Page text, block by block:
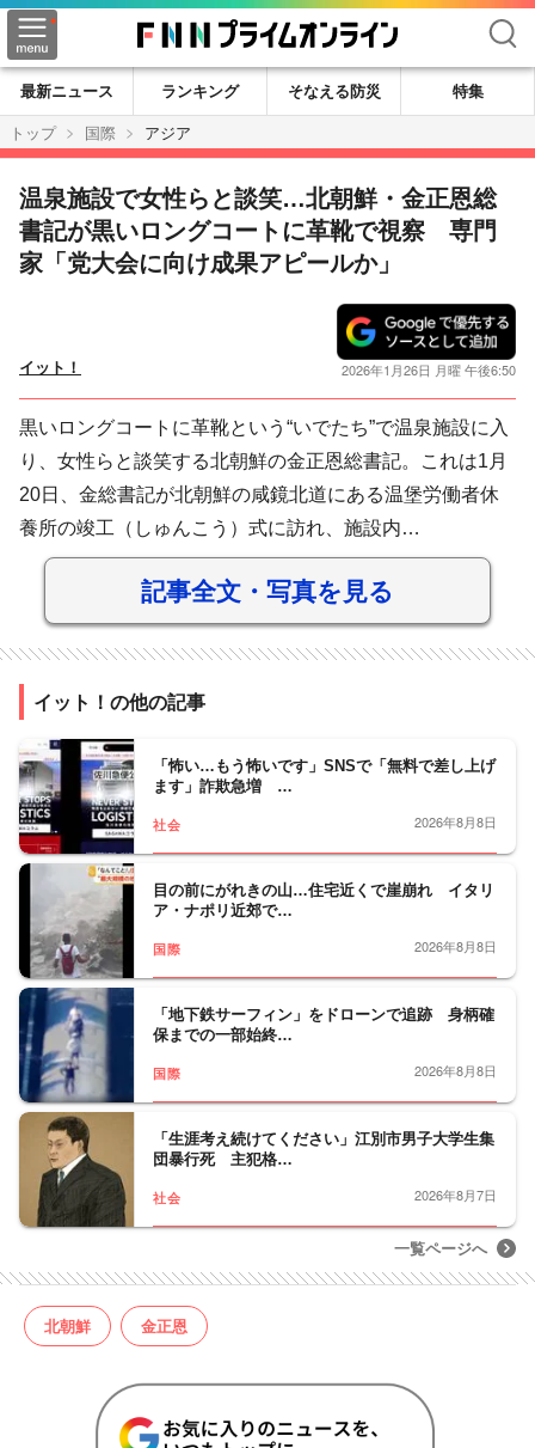
検索
最新ニュース ランキング そなえる防災
特集
トップ
国際 アジア
温泉施設で女性らと談笑…北朝鮮・金正恩総
書記が黒いロングコートに革靴で視察 専門
家「党大会に向け成果アピールか」
イット！ 2026年1月26日 月曜 午後6:50
黒いロングコートに革靴という“いでたち”で温泉施設に入
り、女性らと談笑する北朝鮮の金正恩総書記。これは1月
20日、金総書記が北朝鮮の咸鏡北道にある温堡労働者休
養所の竣工（しゅんこう）式に訪れ、施設内…
記事全文・写真を見る
イット！の他の記事
「怖い…もう怖いです」SNSで「無料で差し上げ
ます」詐欺急増 …
社会 2026年8月8日
目の前にがれきの山…住宅近くで崖崩れ イタリ
ア・ナポリ近郊で…
国際 2026年8月8日
「地下鉄サーフィン」をドローンで追跡 身柄確
保までの一部始終…
国際 2026年8月8日
「生涯考え続けてください」江別市男子大学生集
団暴行死 主犯格…
社会 2026年8月7日
一覧ページへ
北朝鮮 金正恩